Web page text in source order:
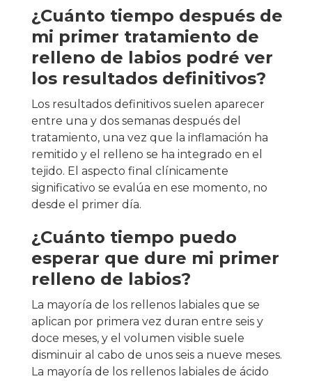
¿Cuánto tiempo después de
mi primer tratamiento de
relleno de labios podré ver
los resultados definitivos?
Los resultados definitivos suelen aparecer
entre una y dos semanas después del
tratamiento, una vez que la inflamación ha
remitido y el relleno se ha integrado en el
tejido. El aspecto final clínicamente
significativo se evalúa en ese momento, no
desde el primer día.
¿Cuánto tiempo puedo
esperar que dure mi primer
relleno de labios?
La mayoría de los rellenos labiales que se
aplican por primera vez duran entre seis y
doce meses, y el volumen visible suele
disminuir al cabo de unos seis a nueve meses.
La mayoría de los rellenos labiales de ácido